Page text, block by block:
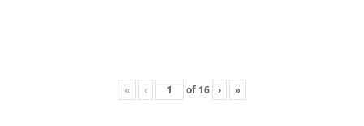
« ‹ of 16 › »